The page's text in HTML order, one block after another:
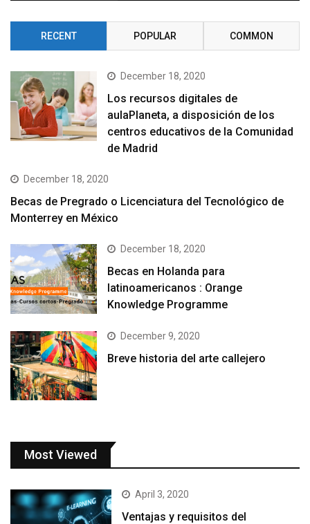
RECENT POPULAR COMMON
December 18, 2020
Los recursos digitales de
aulaPlaneta, a disposición de los
centros educativos de la Comunidad
de Madrid
December 18, 2020
Becas de Pregrado o Licenciatura del Tecnológico de
Monterrey en México
December 18, 2020
Becas en Holanda para
latinoamericanos : Orange
Knowledge Programme
December 9, 2020
Breve historia del arte callejero
Most Viewed
April 3, 2020
Ventajas y requisitos del